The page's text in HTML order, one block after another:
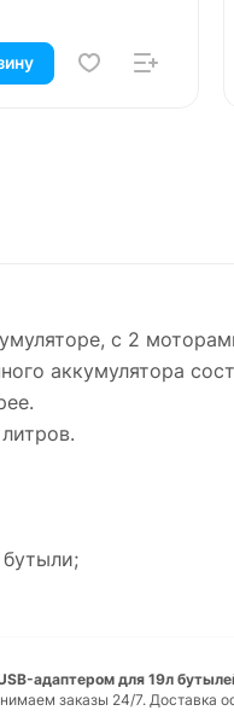
с 2
аккумулятора
адаптером для 19л
заказы 24/7. Доставка